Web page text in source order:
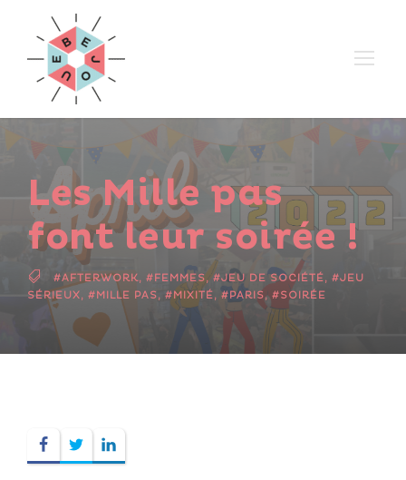
Les Mille pas
font leur soirée !
#AFTERWORK, #FEMMES, #JEU DE SOCIÉTÉ, #JEU
SÉRIEUX, #MILLE PAS, #MIXITÉ, #PARIS, #SOIRÉE